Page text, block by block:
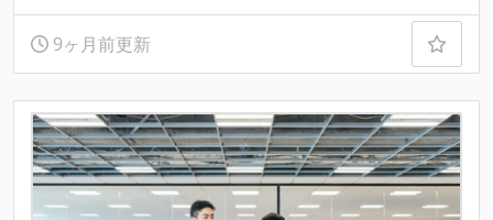
9ヶ月前更新